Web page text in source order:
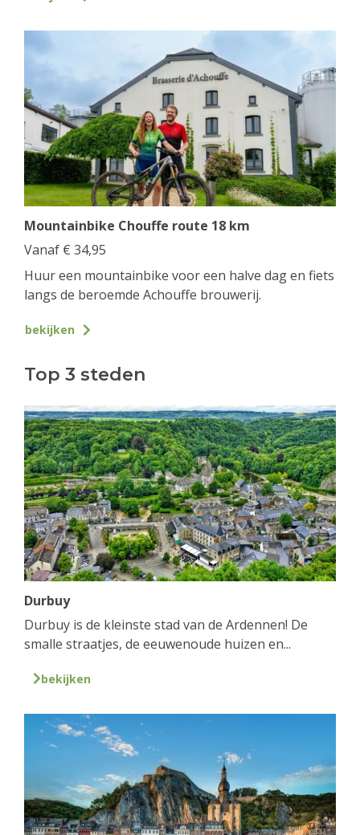
Mountainbike Chouffe route 18 km
Vanaf € 34,95
Huur een mountainbike voor een halve dag en fiets
langs de beroemde Achouffe brouwerij.
bekijken
Top 3 steden
Durbuy
Durbuy is de kleinste stad van de Ardennen! De
smalle straatjes, de eeuwenoude huizen en...
bekijken